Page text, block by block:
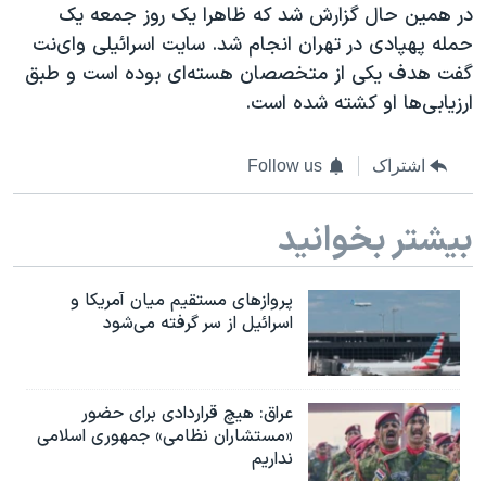
در همین حال گزارش شد که ظاهرا یک روز جمعه یک
حمله پهپادی در تهران انجام شد. سایت اسرائيلی وای‌نت
گفت هدف یکی از متخصصان هسته‌ای بوده است و طبق
ارزیابی‌ها او کشته شده است.
اشتراک Follow us
بیشتر بخوانید
پروازهای مستقیم میان آمریکا و
اسرائیل از سر گرفته می‌شود
عراق: هیچ قراردادی برای حضور
«مستشاران نظامی» جمهوری اسلامی
نداریم